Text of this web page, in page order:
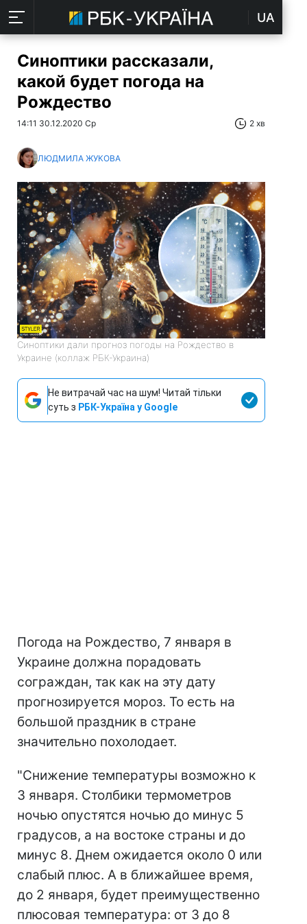
UA
Синоптики рассказали,
какой будет погода на
Рождество
14:11 30.12.2020 Ср 2 хв
ЛЮДМИЛА ЖУКОВА
Синоптики дали прогноз погоды на Рождество в
Украине (коллаж РБК-Украина)
Не витрачай час на шум! Читай тільки
суть з РБК-Україна у Google
Погода на Рождество, 7 января в
Украине должна порадовать
сограждан, так как на эту дату
прогнозируется мороз. То есть на
большой праздник в стране
значительно похолодает.
"Снижение температуры возможно к
3 января. Столбики термометров
ночью опустятся ночью до минус 5
градусов, а на востоке страны и до
минус 8. Днем ожидается около 0 или
слабый плюс. А в ближайшее время,
до 2 января, будет преимущественно
плюсовая температура: от 3 до 8